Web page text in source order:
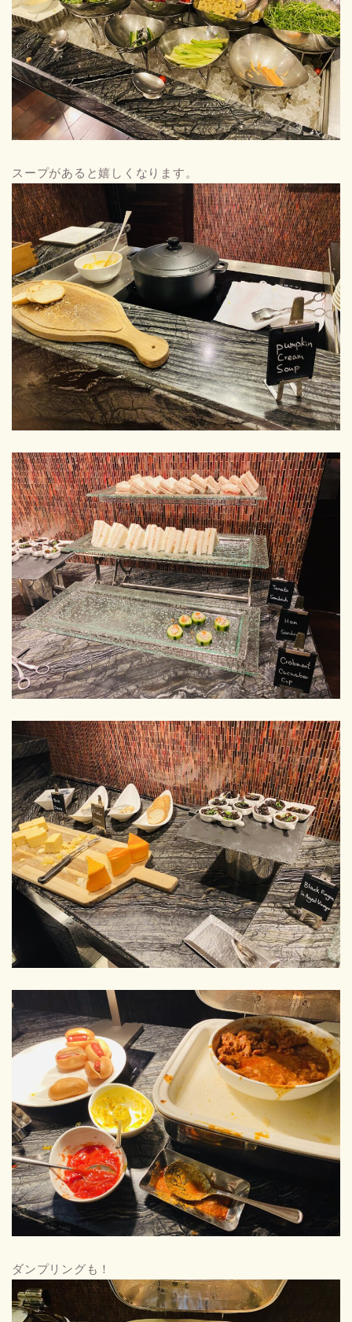
スープがあると嬉しくなります。
ダンプリングも！